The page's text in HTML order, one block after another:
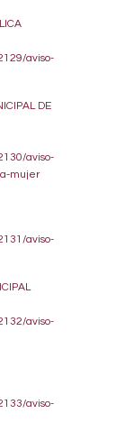
aviso-
DE
aviso-
mujer
aviso-
aviso-
aviso-